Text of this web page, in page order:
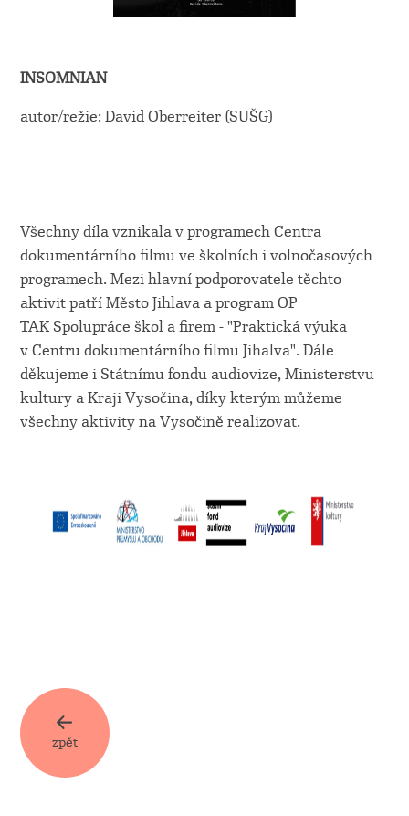
INSOMNIAN
autor/režie: David Oberreiter (SUŠG)
Všechny díla vznikala v programech Centra
dokumentárního filmu ve školních i volnočasových
programech. Mezi hlavní podporovatele těchto
aktivit patří Město Jihlava a program OP
TAK Spolupráce škol a firem - "Praktická výuka
v Centru dokumentárního filmu Jihalva". Dále
děkujeme i Státnímu fondu audiovize, Ministerstvu
kultury a Kraji Vysočina, díky kterým můžeme
všechny aktivity na Vysočině realizovat.
zpět